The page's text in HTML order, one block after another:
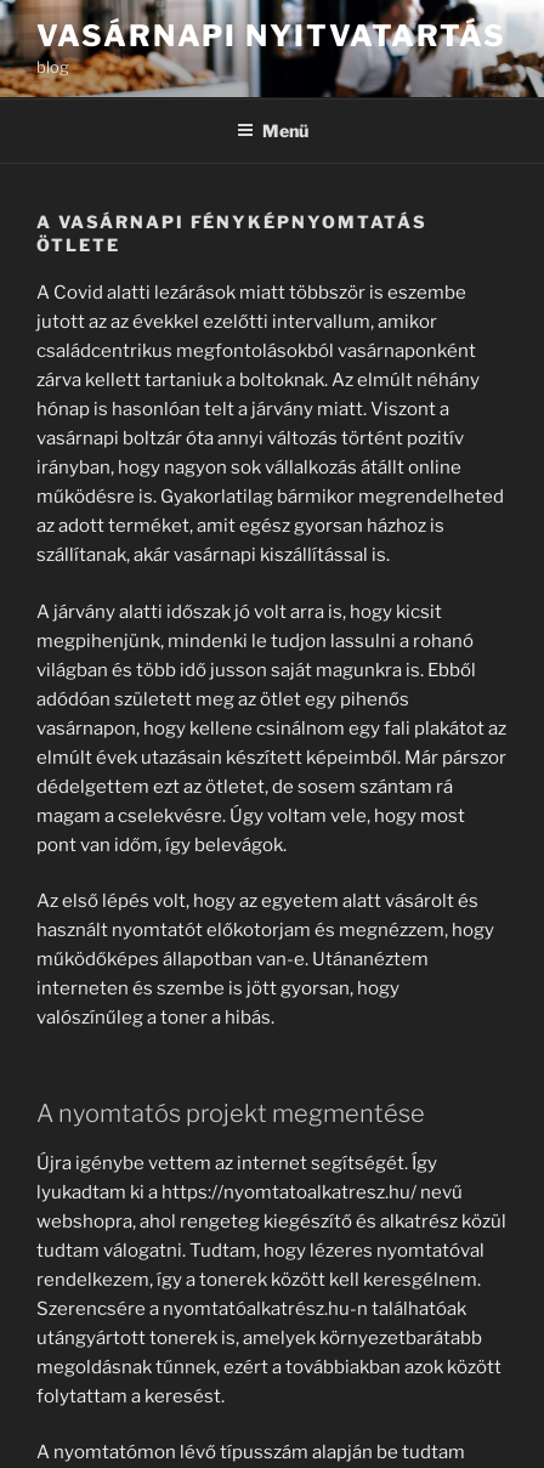
Tartalomhoz
VASÁRNAPI NYITVATARTÁS
blog
Menü
A VASÁRNAPI FÉNYKÉPNYOMTATÁS
ÖTLETE
A Covid alatti lezárások miatt többször is eszembe
jutott az az évekkel ezelőtti intervallum, amikor
családcentrikus megfontolásokból vasárnaponként
zárva kellett tartaniuk a boltoknak. Az elmúlt néhány
hónap is hasonlóan telt a járvány miatt. Viszont a
vasárnapi boltzár óta annyi változás történt pozitív
irányban, hogy nagyon sok vállalkozás átállt online
működésre is. Gyakorlatilag bármikor megrendelheted
az adott terméket, amit egész gyorsan házhoz is
szállítanak, akár vasárnapi kiszállítással is.
A járvány alatti időszak jó volt arra is, hogy kicsit
megpihenjünk, mindenki le tudjon lassulni a rohanó
világban és több idő jusson saját magunkra is. Ebből
adódóan született meg az ötlet egy pihenős
vasárnapon, hogy kellene csinálnom egy fali plakátot az
elmúlt évek utazásain készített képeimből. Már párszor
dédelgettem ezt az ötletet, de sosem szántam rá
magam a cselekvésre. Úgy voltam vele, hogy most
pont van időm, így belevágok.
Az első lépés volt, hogy az egyetem alatt vásárolt és
használt nyomtatót előkotorjam és megnézzem, hogy
működőképes állapotban van-e. Utánanéztem
interneten és szembe is jött gyorsan, hogy
valószínűleg a toner a hibás.
A nyomtatós projekt megmentése
Újra igénybe vettem az internet segítségét. Így
lyukadtam ki a https://nyomtatoalkatresz.hu/ nevű
webshopra, ahol rengeteg kiegészítő és alkatrész közül
tudtam válogatni. Tudtam, hogy lézeres nyomtatóval
rendelkezem, így a tonerek között kell keresgélnem.
Szerencsére a nyomtatóalkatrész.hu-n találhatóak
utángyártott tonerek is, amelyek környezetbarátabb
megoldásnak tűnnek, ezért a továbbiakban azok között
folytattam a keresést.
A nyomtatómon lévő típusszám alapján be tudtam